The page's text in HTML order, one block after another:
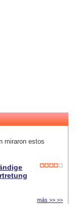
miraron estos
más >> >>